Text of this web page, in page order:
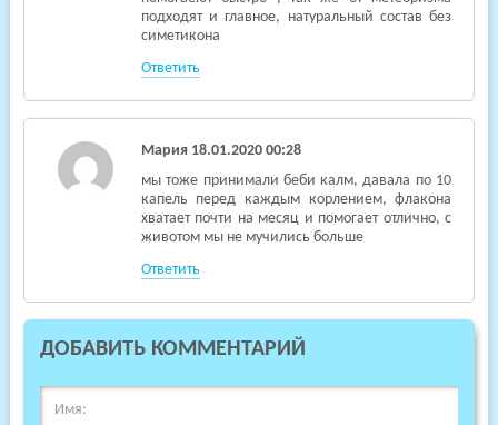
подходят и главное, натуральный состав без
симетикона
Ответить
Мария 18.01.2020 00:28
мы тоже принимали беби калм, давала по 10
капель перед каждым корлением, флакона
хватает почти на месяц и помогает отлично, с
животом мы не мучились больше
Ответить
ДОБАВИТЬ КОММЕНТАРИЙ